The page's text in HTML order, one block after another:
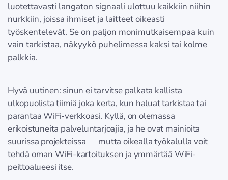
luotettavasti langaton signaali ulottuu kaikkiin niihin
nurkkiin, joissa ihmiset ja laitteet oikeasti
työskentelevät. Se on paljon monimutkaisempaa kuin
vain tarkistaa, näkyykö puhelimessa kaksi tai kolme
palkkia.
Hyvä uutinen: sinun ei tarvitse palkata kallista
ulkopuolista tiimiä joka kerta, kun haluat tarkistaa tai
parantaa WiFi-verkkoasi. Kyllä, on olemassa
erikoistuneita palveluntarjoajia, ja he ovat mainioita
suurissa projekteissa — mutta oikealla työkalulla voit
tehdä oman WiFi-kartoituksen ja ymmärtää WiFi-
peittoalueesi itse.